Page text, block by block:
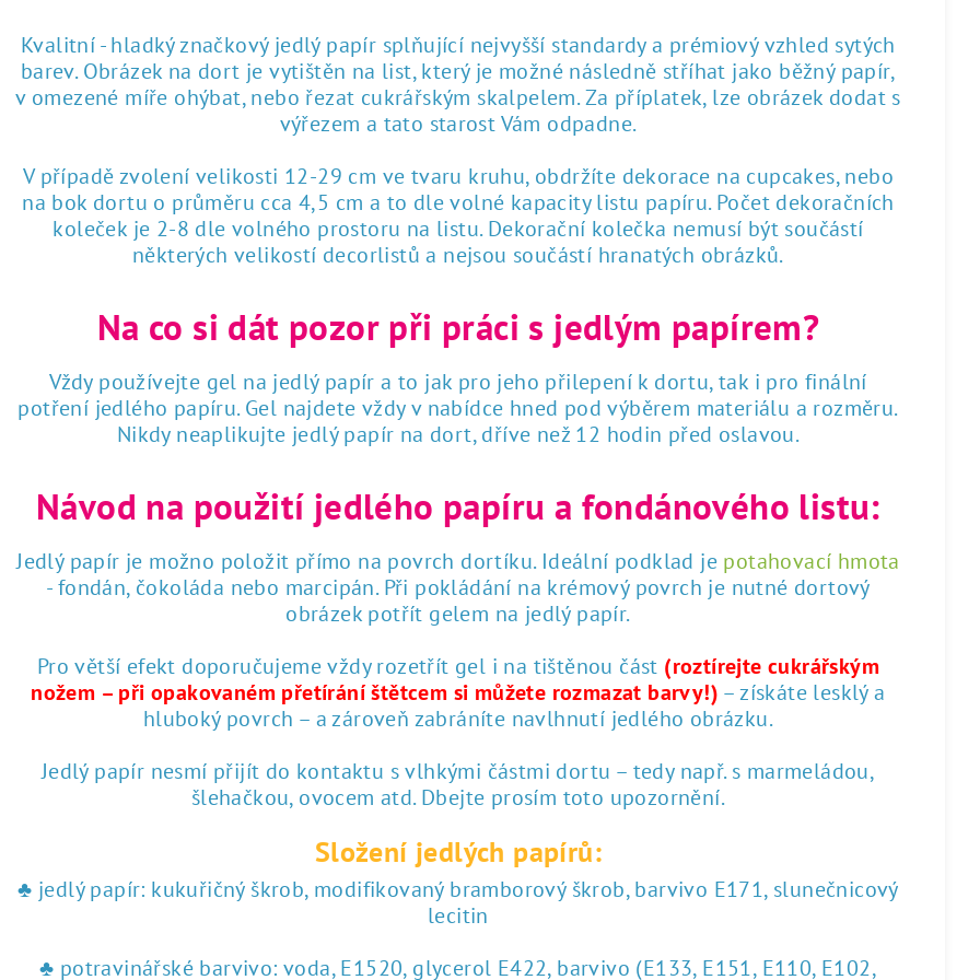
tisk na jedlý papír
Kvalitní - hladký značkový jedlý papír splňující nejvyšší standardy a prémiový vzhled sytých
barev. Obrázek na dort je vytištěn na list, který je možné následně stříhat jako běžný papír,
v omezené míře ohýbat, nebo řezat cukrářským skalpelem. Za příplatek, lze obrázek dodat s
výřezem a tato starost Vám odpadne.
V případě zvolení velikosti 12-29 cm ve tvaru kruhu, obdržíte dekorace na cupcakes, nebo
na bok dortu o průměru cca 4,5 cm a to dle volné kapacity listu papíru. Počet dekoračních
koleček je 2-8 dle volného prostoru na listu. Dekorační kolečka nemusí být součástí
některých velikostí decorlistů a nejsou součástí hranatých obrázků.
Na co si dát pozor při práci s jedlým papírem?
Vždy používejte gel na jedlý papír a to jak pro jeho přilepení k dortu, tak i pro finální
potření jedlého papíru. Gel najdete vždy v nabídce hned pod výběrem materiálu a rozměru.
Nikdy neaplikujte jedlý papír na dort, dříve než 12 hodin před oslavou.
Návod na použití jedlého papíru a fondánového listu:
Jedlý papír je možno položit přímo na povrch dortíku. Ideální podklad je potahovací hmota
- fondán, čokoláda nebo marcipán. Při pokládání na krémový povrch je nutné dortový
obrázek potřít gelem na jedlý papír.
Pro větší efekt doporučujeme vždy rozetřít gel i na tištěnou část (roztírejte cukrářským
nožem – při opakovaném přetírání štětcem si můžete rozmazat barvy!) – získáte lesklý a
hluboký povrch – a zároveň zabráníte navlhnutí jedlého obrázku.
Jedlý papír nesmí přijít do kontaktu s vlhkými částmi dortu – tedy např. s marmeládou,
šlehačkou, ovocem atd. Dbejte prosím toto upozornění.
Složení jedlých papírů:
♣ jedlý papír: kukuřičný škrob, modifikovaný bramborový škrob, barvivo E171, slunečnicový
lecitin
♣ potravinářské barvivo: voda, E1520, glycerol E422, barvivo (E133, E151, E110, E102,